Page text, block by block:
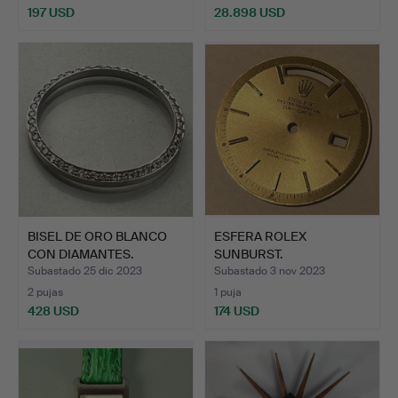
197 USD 28.898 USD
BISEL DE ORO BLANCO
CON DIAMANTES.
Subastado 25 dic 2023
2 pujas
428 USD
ESFERA ROLEX
SUNBURST.
Subastado 3 nov 2023
1 puja
174 USD